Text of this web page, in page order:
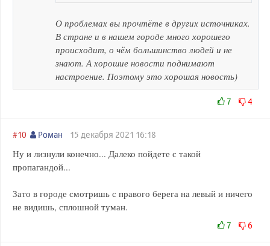
О проблемах вы прочтёте в других источниках.
В стране и в нашем городе много хорошего
происходит, о чём большинство людей и не
знают. А хорошие новости поднимают
настроение. Поэтому это хорошая новость)
7 4
#10 Роман 15 декабря 2021 16:18
Ну и лизнули конечно... Далеко пойдете с такой
пропагандой...
Зато в городе смотришь с правого берега на левый и ничего
не видишь, сплошной туман.
7 6